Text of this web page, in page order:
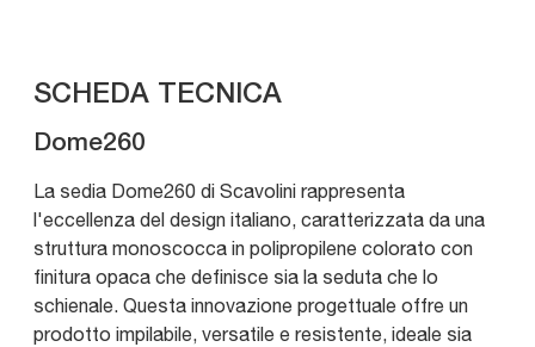
SCHEDA TECNICA
Dome260
La sedia Dome260 di Scavolini rappresenta
l'eccellenza del design italiano, caratterizzata da una
struttura monoscocca in polipropilene colorato con
finitura opaca che definisce sia la seduta che lo
schienale. Questa innovazione progettuale offre un
prodotto impilabile, versatile e resistente, ideale sia